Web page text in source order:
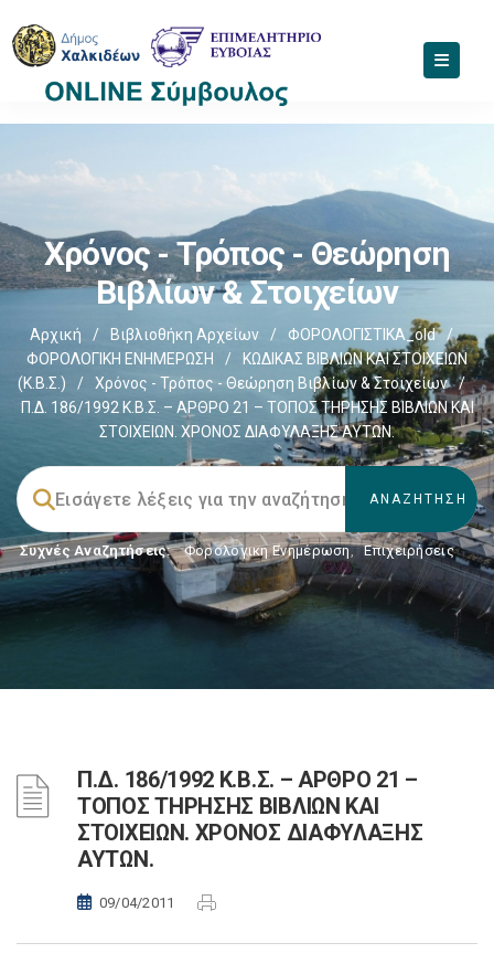
Χρόνος - Τρόπος - Θεώρηση
Βιβλίων & Στοιχείων
Αρχική / Βιβλιοθήκη Αρχείων / ΦΟΡΟΛΟΓΙΣΤΙΚΑ_old
/
ΦΟΡΟΛΟΓΙΚΗ ΕΝΗΜΕΡΩΣΗ
/
ΚΩΔΙΚΑΣ ΒΙΒΛΙΩΝ ΚΑΙ ΣΤΟΙΧΕΙΩΝ
(Κ.Β.Σ.)
/ Χρόνος - Τρόπος - Θεώρηση Βιβλίων & Στοιχείων
/
Π.Δ. 186/1992 Κ.Β.Σ. – ΑΡΘΡΟ 21 – ΤΟΠΟΣ ΤΗΡΗΣΗΣ ΒΙΒΛΙΩΝ ΚΑΙ
ΣΤΟΙΧΕΙΩΝ. ΧΡΟΝΟΣ ΔΙΑΦΥΛΑΞΗΣ ΑΥΤΩΝ.
Συχνές Αναζητήσεις: Φορολογικη Ενημέρωση, Επιχειρήσεις
Π.Δ. 186/1992 Κ.Β.Σ. – ΑΡΘΡΟ 21 –
ΤΟΠΟΣ ΤΗΡΗΣΗΣ ΒΙΒΛΙΩΝ ΚΑΙ
ΣΤΟΙΧΕΙΩΝ. ΧΡΟΝΟΣ ΔΙΑΦΥΛΑΞΗΣ
ΑΥΤΩΝ.
09/04/2011